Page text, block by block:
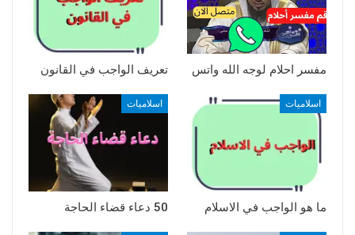
مفسر احلام لوجه الله واتس تعريف الواجب في القانون
اسلاميات
ما هو الواجب في الاسلام
اسلاميات
50 دعاء قضاء الحاجة